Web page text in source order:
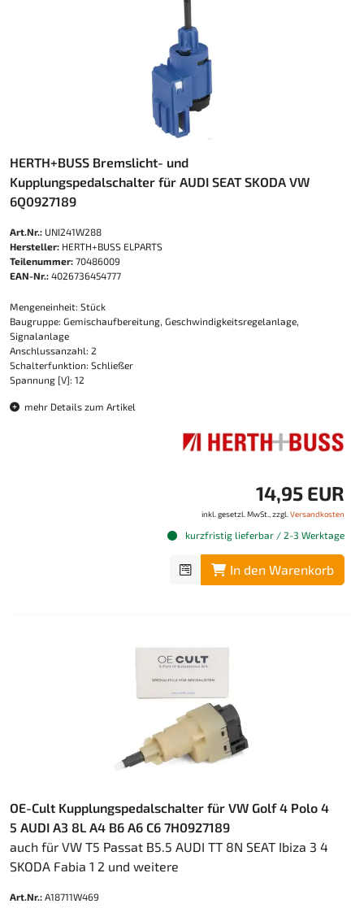
HERTH+BUSS Bremslicht- und
Kupplungspedalschalter für AUDI SEAT SKODA VW
6Q0927189
Art.Nr.: UNI241W288
Hersteller: HERTH+BUSS ELPARTS
Teilenummer: 70486009
EAN-Nr.: 4026736454777
Mengeneinheit: Stück
Baugruppe: Gemischaufbereitung, Geschwindigkeitsregelanlage,
Signalanlage
Anschlussanzahl: 2
Schalterfunktion: Schließer
Spannung [V]: 12
mehr Details zum Artikel
14,95 EUR
inkl. gesetzl. MwSt., zzgl. Versandkosten
kurzfristig lieferbar / 2-3 Werktage
In den Warenkorb
OE-Cult Kupplungspedalschalter für VW Golf 4 Polo 4
5 AUDI A3 8L A4 B6 A6 C6 7H0927189
auch für VW T5 Passat B5.5 AUDI TT 8N SEAT Ibiza 3 4
SKODA Fabia 1 2 und weitere
Art.Nr.: A18711W469